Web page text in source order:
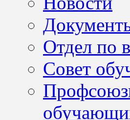
Отдел по
Совет